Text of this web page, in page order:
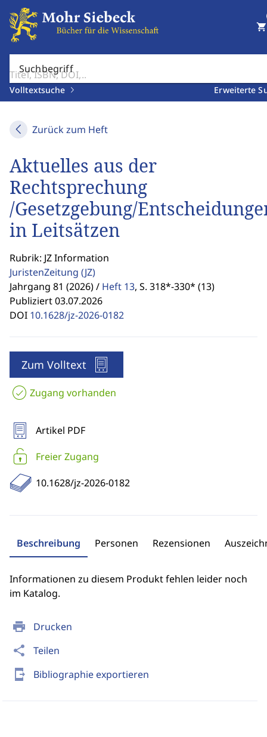
Suchbegriff
Volltextsuche Erweiterte
shopping_cart
Zurück zum Heft
print Drucken
share Teilen
send_to_mobile Bibliographie exportieren
Aktuelles aus der
Rechtsprechung
/Gesetzgebung/
in Leitsätzen
Rubrik: JZ Information
JuristenZeitung (JZ)
Jahrgang 81 (2026) / Heft 13, S. 318*-330* (13)
Publiziert 03.07.2026
DOI 10.1628/jz-2026-0182
Zum Volltext
Zugang vorhanden
Artikel PDF
Freier Zugang
10.1628/jz-2026-0182
Beschreibung Personen Rezensionen
Informationen zu diesem Produkt fehlen leider noch
im Katalog.